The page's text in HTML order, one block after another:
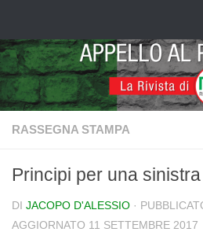
RASSEGNA STAMPA
Principi per una
DI JACOPO D'ALESSIO ·
AGGIORNATO 11 SETTEMBRE 2017